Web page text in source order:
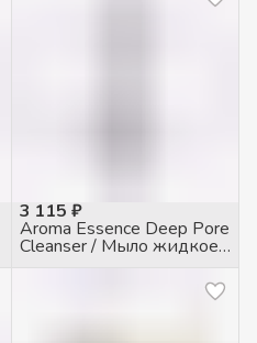
3 115 ₽
Aroma Essence Deep Pore
Cleanser / Мыло жидкое